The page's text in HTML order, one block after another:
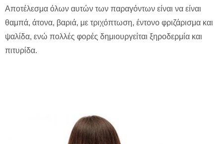
Αποτέλεσμα όλων αυτών των παραγόντων είναι να είναι
θαμπά, άτονα, βαριά, με τριχόπτωση, έντονο φριζάρισμα και
ψαλίδα, ενώ πολλές φορές δημιουργείται ξηροδερμία και
πιτυρίδα.